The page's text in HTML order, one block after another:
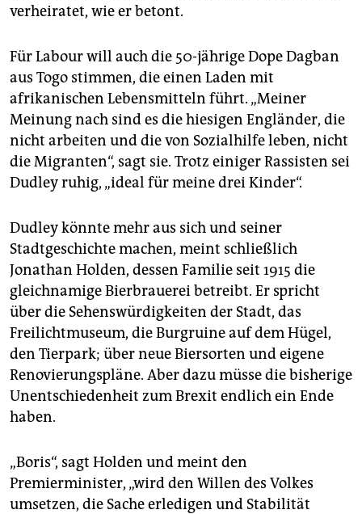
verheiratet, wie er betont.
Für Labour will auch die 50-jährige Dope Dagban
aus Togo stimmen, die einen Laden mit
afrikanischen Lebensmitteln führt. „Meiner
Meinung nach sind es die hiesigen Engländer, die
nicht arbeiten und die von Sozialhilfe leben, nicht
die Migranten“, sagt sie. Trotz einiger Rassisten sei
Dudley ruhig, „ideal für meine drei Kinder“.
Dudley könnte mehr aus sich und seiner
Stadtgeschichte machen, meint schließlich
Jonathan Holden, dessen Familie seit 1915 die
gleichnamige Bierbrauerei betreibt. Er spricht
über die Sehenswürdigkeiten der Stadt, das
Freilichtmuseum, die Burg­ruine auf dem Hügel,
den Tierpark; über neue Biersorten und eigene
Renovierungspläne. Aber dazu müsse die bisherige
Unentschiedenheit zum Brexit endlich ein Ende
haben.
„Boris“, sagt Holden und meint den
Premierminister, „wird den Willen des Volkes
umsetzen, die Sache erledigen und Stabilität